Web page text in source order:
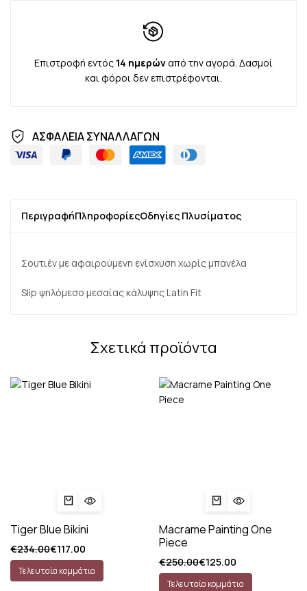
Επιστροφή εντός 14 ημερώναπό την αγορά. Δασμοί
και φόροι δεν επιστρέφονται.
ΑΣΦΑΛΕΙΑ ΣΥΝΑΛΛΑΓΩΝ
ΠεριγραφήΠληροφορίεςΟδηγίες Πλυσίματος
Σουτιέν με αφαιρούμενη ενίσχυση χωρίς μπανέλα
Slip ψηλόμεσο μεσαίας κάλυψης Latin Fit
Σχετικά προϊόντα
Tiger Blue Bikini
€234.00€117.00
Τελευταία κομμάτια
Macrame Painting One
Piece
€250.00€125.00
Τελευταία κομμάτια